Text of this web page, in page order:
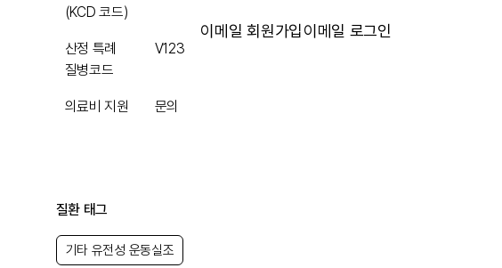
(KCD 코드)
산정 특례
질병코드
V123
의료비 지원 문의
이메일 회원가입이메일 로그인
질환 태그
기타 유전성 운동실조